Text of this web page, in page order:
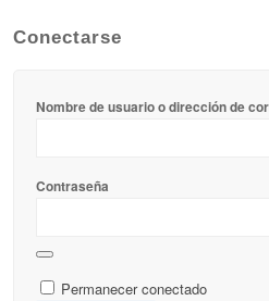
Conectarse
Nombre de usuario o dirección de
Contraseña
Permanecer conectado